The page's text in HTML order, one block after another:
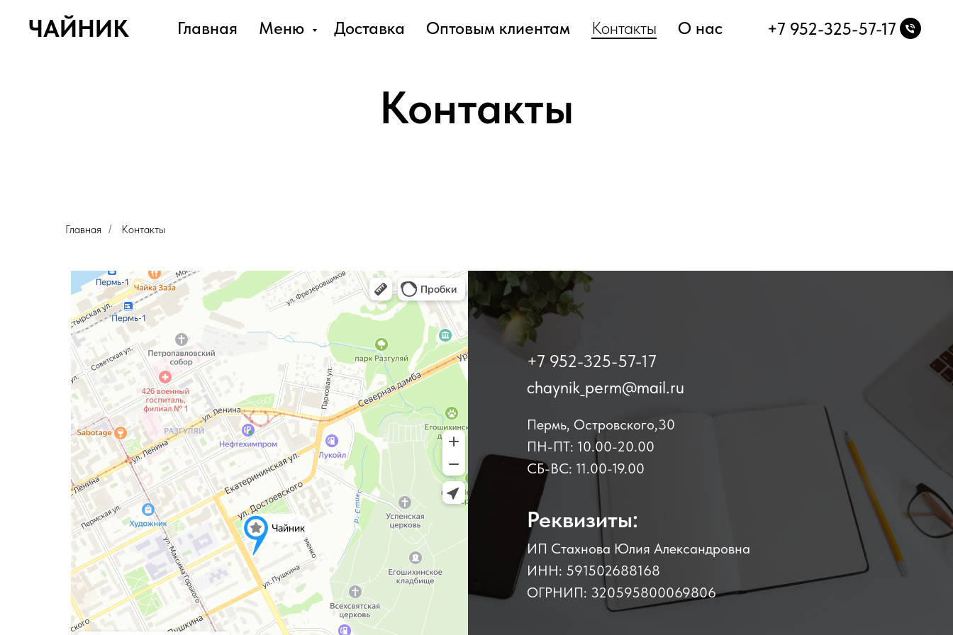
ЧАЙНИК Главная Меню Доставка Оптовым клиентам Контакты О нас +7 952-325-57-17
Контакты
Главная / Контакты
+7 952-325-57-17
chaynik_perm@mail.ru
Реквизиты:
ИП Стахнова Юлия Александровна
ИНН: 591502688168
ОГРНИП: 320595800069806
Пермь, Островского,30
ПН-ПТ: 10.00-20.00
СБ-ВС: 11.00-19.00